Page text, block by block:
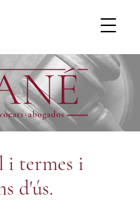
i termes i
d'ús.